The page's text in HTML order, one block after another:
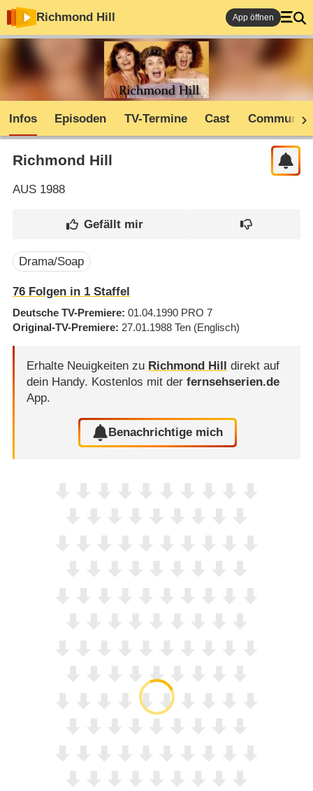
Richmond Hill App öffnen
Infos Episoden TV-Termine Cast Community
Richmond Hill
AUS1988
Drama/Soap
76Folgen in 1Staffel
Deutsche TV-Premiere 01.04.1990 PRO 7
Original-TV-Premiere 27.01.1988 Ten (Englisch)
Erhalte Neuigkeiten zu Richmond Hill direkt auf
dein Handy. Kostenlos mit der fernsehserien.de
App.
Benachrichtige mich